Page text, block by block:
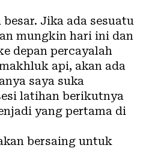
Jika ada sesuatu
mungkin hari ini dan
depan percayalah
api, akan ada
saya suka
latihan berikutnya
yang pertama di
bersaing untuk